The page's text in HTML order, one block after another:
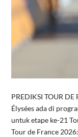
PREDIKSI TOUR
Élysées ada di
untuk etape ke-21
Tour de France